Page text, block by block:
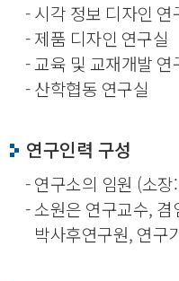
- 시각 정보 디자인 연
- 제품 디자인 연구실
- 교육 및 교재개발 연
- 산학협동 연구실
연구인력 구성
- 연구소의 임원 (소
- 소원은 연구교수,
박사후연구원, 연구